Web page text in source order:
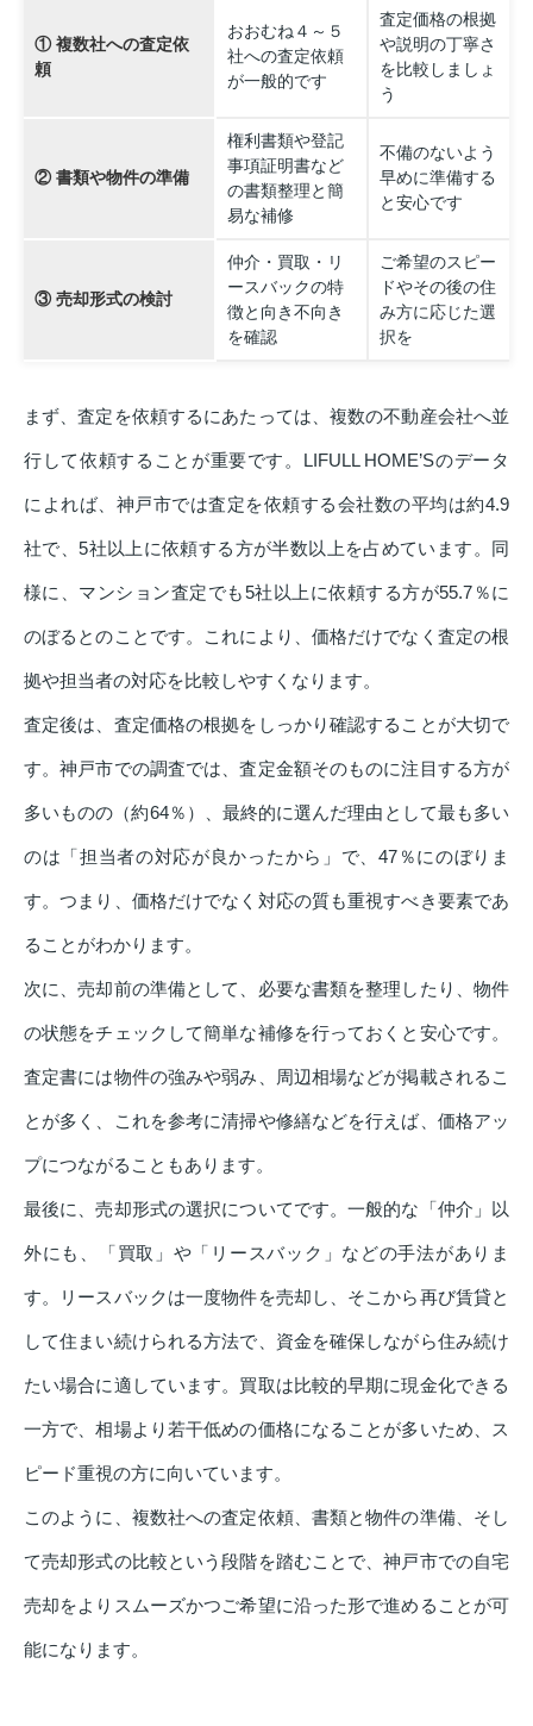
① 複数社への査定依
頼
おおむね４～５
社への査定依頼
が一般的です
査定価格の根拠
や説明の丁寧さ
を比較しましょ
う
② 書類や物件の準備
権利書類や登記
事項証明書など
の書類整理と簡
易な補修
不備のないよう
早めに準備する
と安心です
③ 売却形式の検討
仲介・買取・リ
ースバックの特
徴と向き不向き
を確認
ご希望のスピー
ドやその後の住
み方に応じた選
択を
まず、査定を依頼するにあたっては、複数の不動産会社へ並
行して依頼することが重要です。LIFULL HOME’Sのデータ
によれば、神戸市では査定を依頼する会社数の平均は約4.9
社で、5社以上に依頼する方が半数以上を占めています。同
様に、マンション査定でも5社以上に依頼する方が55.7％に
のぼるとのことです。これにより、価格だけでなく査定の根
拠や担当者の対応を比較しやすくなります。
査定後は、査定価格の根拠をしっかり確認することが大切で
す。神戸市での調査では、査定金額そのものに注目する方が
多いものの（約64％）、最終的に選んだ理由として最も多い
のは「担当者の対応が良かったから」で、47％にのぼりま
す。つまり、価格だけでなく対応の質も重視すべき要素であ
ることがわかります。
次に、売却前の準備として、必要な書類を整理したり、物件
の状態をチェックして簡単な補修を行っておくと安心です。
査定書には物件の強みや弱み、周辺相場などが掲載されるこ
とが多く、これを参考に清掃や修繕などを行えば、価格アッ
プにつながることもあります。
最後に、売却形式の選択についてです。一般的な「仲介」以
外にも、「買取」や「リースバック」などの手法がありま
す。リースバックは一度物件を売却し、そこから再び賃貸と
して住まい続けられる方法で、資金を確保しながら住み続け
たい場合に適しています。買取は比較的早期に現金化できる
一方で、相場より若干低めの価格になることが多いため、ス
ピード重視の方に向いています。
このように、複数社への査定依頼、書類と物件の準備、そし
て売却形式の比較という段階を踏むことで、神戸市での自宅
売却をよりスムーズかつご希望に沿った形で進めることが可
能になります。